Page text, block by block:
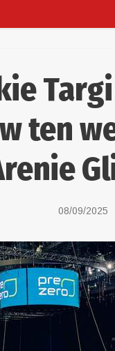
w ten
08/09/2025